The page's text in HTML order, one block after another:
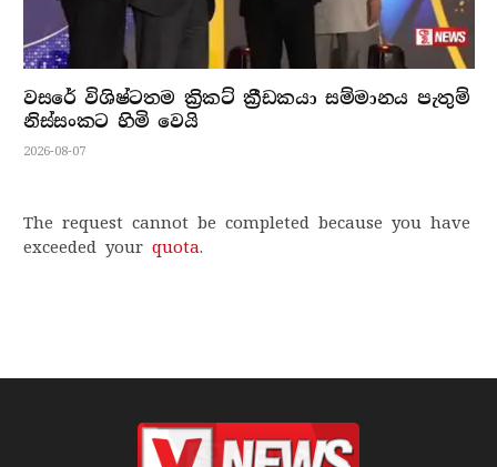
වසරේ විශිෂ්ටතම ක්‍රිකට් ක්‍රීඩකයා සම්මානය පැතුම්
නිස්සංකට හිමි වෙයි
2026-08-07
The request cannot be completed because you have
exceeded your quota.